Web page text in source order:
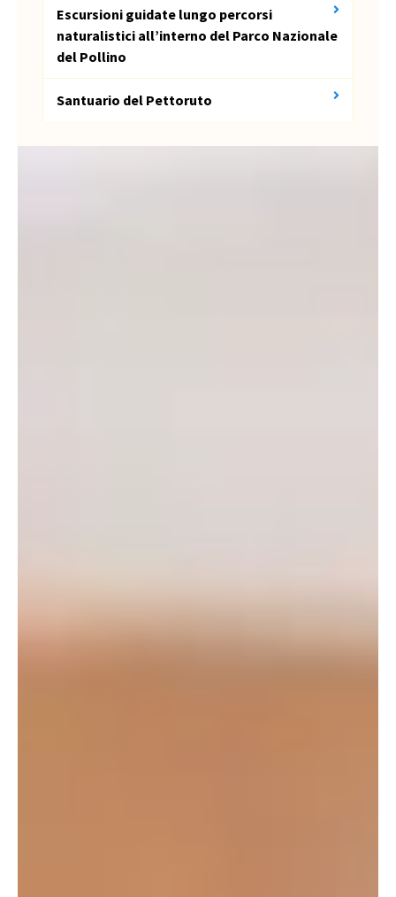
Escursioni guidate lungo percorsi
naturalistici all’interno del Parco Nazionale
del Pollino
Santuario del Pettoruto